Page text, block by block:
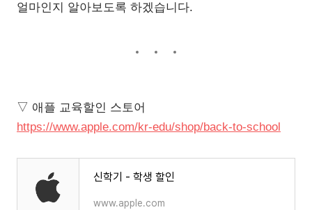
얼마인지 알아보도록 하겠습니다.
▽ 애플 교육할인 스토어
https://www.apple.com/kr-edu/shop/back-to-school
신학기 - 학생 할인
www.apple.com